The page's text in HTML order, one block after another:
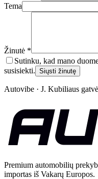
Tema
Žinutė *
Sutinku, kad mano
susisiekti. Siųsti žinutę
Autovibe · J. Kubiliaus
Premium automobilių
importas iš Vakarų Europos.